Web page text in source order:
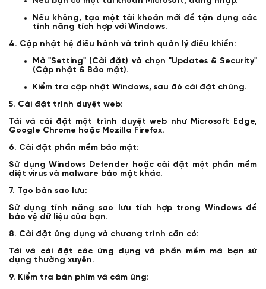
Nếu không, tạo một tài khoản mới để tận dụng các
tính năng tích hợp với Windows.
4. Cập nhật hệ điều hành và trình quản lý điều khiển:
Mở "Setting" (Cài đặt) và chọn "Updates & Security"
(Cập nhật & Bảo mật).
Kiểm tra cập nhật Windows, sau đó cài đặt chúng.
5. Cài đặt trình duyệt web:
Tải và cài đặt một trình duyệt web như Microsoft Edge,
Google Chrome hoặc Mozilla Firefox.
6. Cài đặt phần mềm bảo mật:
Sử dụng Windows Defender hoặc cài đặt một phần mềm
diệt virus và malware bảo mật khác.
7. Tạo bản sao lưu:
Sử dụng tính năng sao lưu tích hợp trong Windows để
bảo vệ dữ liệu của bạn.
8. Cài đặt ứng dụng và chương trình cần có:
Tải và cài đặt các ứng dụng và phần mềm mà bạn sử
dụng thường xuyên.
9. Kiểm tra bàn phím và cảm ứng: